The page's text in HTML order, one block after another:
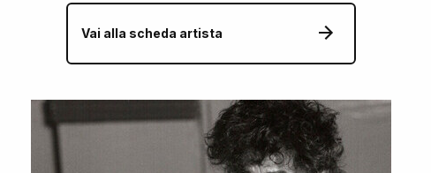
Vai alla scheda artista